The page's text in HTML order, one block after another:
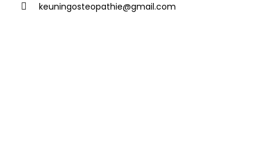
keuningosteopathie@gmail.com